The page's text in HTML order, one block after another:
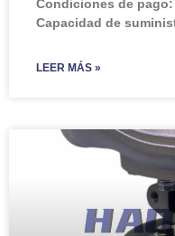
Condiciones de pago:
Capacidad de
LEER MÁS »